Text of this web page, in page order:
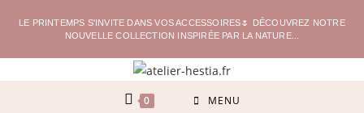
LE PRINTEMPS S'INVITE DANS VOS ACCESSOIRES🌷 DÉCOUVREZ NOTRE
NOUVELLE COLLECTION INSPIRÉE PAR LA NATURE...
0 MENU